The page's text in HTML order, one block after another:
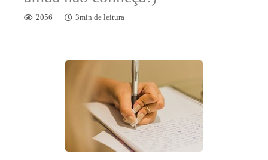
2056 3min de leitura